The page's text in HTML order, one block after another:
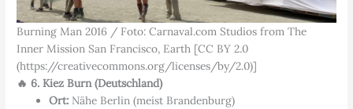
Burning Man 2016 / Foto: Carnaval.com Studios from The
Inner Mission San Francisco, Earth [CC BY 2.0
(https://creativecommons.org/licenses/by/2.0)]
🔥 6. Kiez Burn (Deutschland)
Ort: Nähe Berlin (meist Brandenburg)